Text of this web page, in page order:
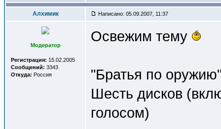
Алхимик Написано: 05.09.2007, 11:37
Модератор
Регистрация: 15.02.2005
Сообщений: 3343
Откуда: Россия
Освежим тему
"Братья по
Шесть дисков
голосом)